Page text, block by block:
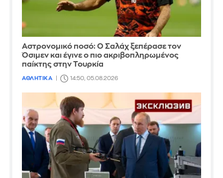
Αστρονομικό ποσό: Ο Σαλάχ ξεπέρασε τον
Όσιμεν και έγινε ο πιο ακριβοπληρωμένος
παίκτης στην Τουρκία
ΑΘΛΗΤΙΚΑ 14:50, 05.08.2026